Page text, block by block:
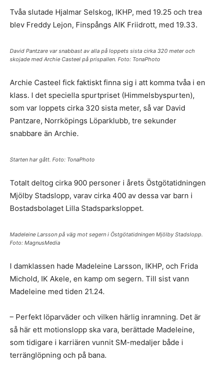
Tvåa slutade Hjalmar Selskog, IKHP, med 19.25 och trea
blev Freddy Lejon, Finspångs AIK Friidrott, med 19.33.
David Pantzare var snabbast av alla på loppets sista cirka 320 meter och
skojade med Archie Casteel på prispallen. Foto: TonaPhoto
Archie Casteel fick faktiskt finna sig i att komma tvåa i en
klass. I det speciella spurtpriset (Himmelsbyspurten),
som var loppets cirka 320 sista meter, så var David
Pantzare, Norrköpings Löparklubb, tre sekunder
snabbare än Archie.
Starten har gått. Foto: TonaPhoto
Totalt deltog cirka 900 personer i årets Östgötatidningen
Mjölby Stadslopp, varav cirka 400 av dessa var barn i
Bostadsbolaget Lilla Stadsparksloppet.
Madeleine Larsson på väg mot segern i Östgötatidningen Mjölby Stadslopp.
Foto: MagnusMedia
I damklassen hade Madeleine Larsson, IKHP, och Frida
Michold, IK Akele, en kamp om segern. Till sist vann
Madeleine med tiden 21.24.
– Perfekt löparväder och vilken härlig inramning. Det är
så här ett motionslopp ska vara, berättade Madeleine,
som tidigare i karriären vunnit SM-medaljer både i
terränglöpning och på bana.